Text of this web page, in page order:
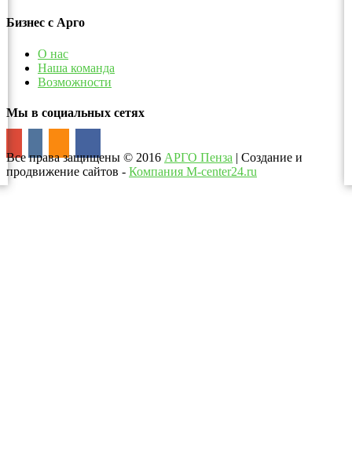
Бизнес с Арго
О нас
Наша команда
Возможности
Мы в социальных сетях
Все права защищены © 2016 АРГО Пенза | Создание и
продвижение сайтов - Компания M-center24.ru